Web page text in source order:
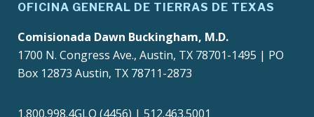
OFICINA GENERAL DE TIERRAS DE TEXAS
Comisionada Dawn Buckingham, M.D.
1700 N. Congress Ave., Austin, TX 78701-1495 | PO
Box 12873 Austin, TX 78711-2873
1.800.998.4GLO (4456) | 512.463.5001